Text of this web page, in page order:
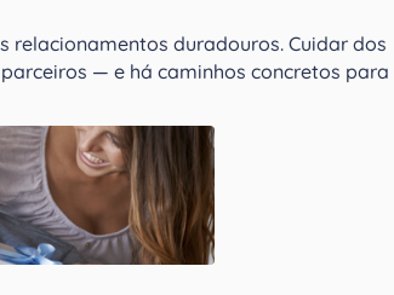
relacionamentos duradouros. Cuidar dos
— e há caminhos concretos para